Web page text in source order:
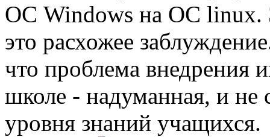
ОС Windows на ОС linux.
это расхожее
что проблема внедрения
школе - надуманная, и
уровня знаний учащихся.